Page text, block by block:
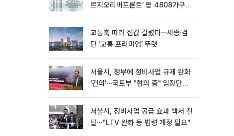
르지오리버프론트’ 등 4808가구
교통축 따라 집값 갈렸다⋯세종·검
단 ‘교통 프리미엄’ 뚜렷
서울시, 정부에 정비사업 규제 완화
'건의'⋯국토부 "협의 중" 입장만
서울시, 정비사업 공급 효과 백서 전
달⋯"LTV 완화 등 법령 개정 필요"